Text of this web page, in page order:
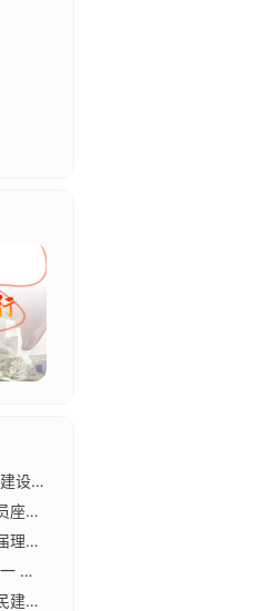
中华思源工程基金会举办“制度建设与合规管理”专题培训
中华思源工程基金会与民建会员座谈 共促公益慈善事业发展
中华思源工程基金会召开第四届理事会第四次会议
中华思源工程基金会开展“迎七一 强党建 倡廉洁”主题党日活动
中华思源工程基金会组织参观民建中央会史馆